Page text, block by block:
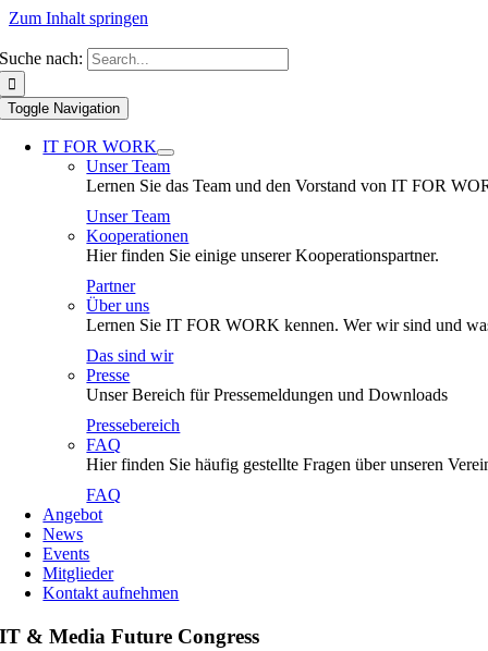
Zum Inhalt springen
Suche nach:
Toggle Navigation
IT FOR WORK
Unser Team
Lernen Sie das Team und den Vorstand von IT FOR
Unser Team
Kooperationen
Hier finden Sie einige unserer Kooperationspartner.
Partner
Über uns
Lernen Sie IT FOR WORK kennen. Wer wir sind und
Das sind wir
Presse
Unser Bereich für Pressemeldungen und Downloads
Pressebereich
FAQ
Hier finden Sie häufig gestellte Fragen über unseren
FAQ
Angebot
News
Events
Mitglieder
Kontakt aufnehmen
IT & Media Future Congress